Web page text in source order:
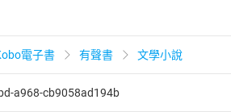
電子書 有聲書 文學小說
a968-cb9058ad194b